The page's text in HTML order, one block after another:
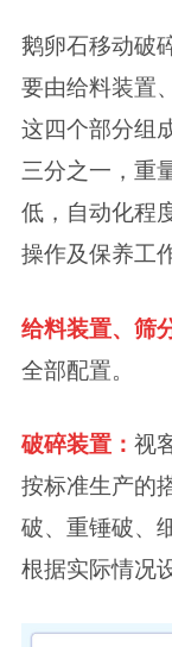
鹅卵石移动破
要由给料装置
这四个部分组
三分之一，重
低，自动化程
操作及保养工
给料装置、筛
全部配置。
破碎装置： 视
按标准生产的
破、重锤破、
根据实际情况